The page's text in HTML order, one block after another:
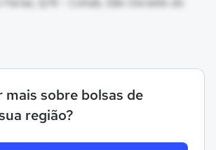
mais sobre bolsas de
região?